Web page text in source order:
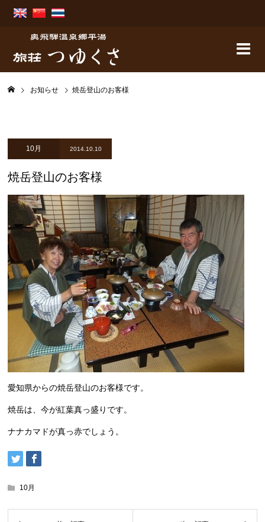
お知らせ 焼岳登山のお客様
10月 2014.10.10
焼岳登山のお客様
愛知県からの焼岳登山のお客様です。
焼岳は、今が紅葉真っ盛りです。
ナナカマドが真っ赤でしょう。
10月